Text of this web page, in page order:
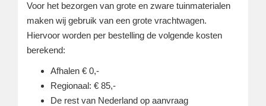
Voor het bezorgen van grote en zware tuinmaterialen
maken wij gebruik van een grote vrachtwagen.
Hiervoor worden per bestelling de volgende kosten
berekend:
Afhalen € 0,-
Regionaal: € 85,-
De rest van Nederland op aanvraag